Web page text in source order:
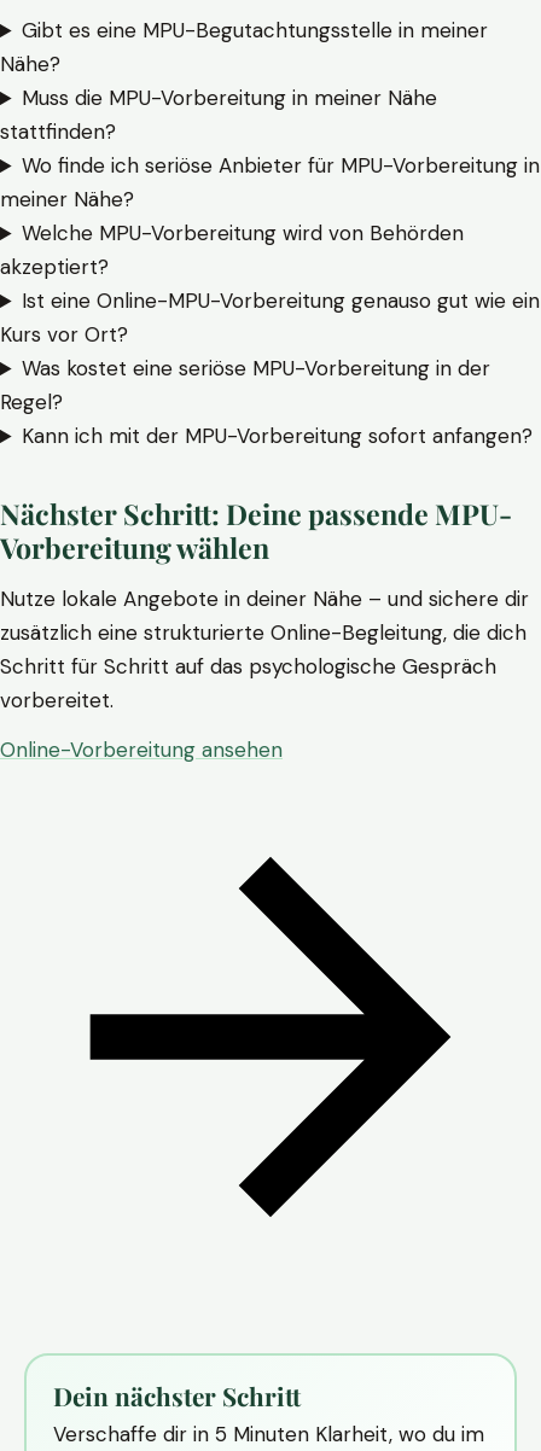
Gibt es eine MPU-Begutachtungsstelle in meiner
Nähe?
Muss die MPU-Vorbereitung in meiner Nähe
stattfinden?
Wo finde ich seriöse Anbieter für MPU-Vorbereitung in
meiner Nähe?
Welche MPU-Vorbereitung wird von Behörden
akzeptiert?
Ist eine Online-MPU-Vorbereitung genauso gut wie ein
Kurs vor Ort?
Was kostet eine seriöse MPU-Vorbereitung in der
Regel?
Kann ich mit der MPU-Vorbereitung sofort anfangen?
Nächster Schritt: Deine passende MPU-
Vorbereitung wählen
Nutze lokale Angebote in deiner Nähe – und sichere dir
zusätzlich eine strukturierte Online-Begleitung, die dich
Schritt für Schritt auf das psychologische Gespräch
vorbereitet.
Online-Vorbereitung ansehen
Dein nächster Schritt
Verschaffe dir in 5 Minuten Klarheit, wo du im